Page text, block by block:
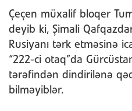
Çeçen müxalif bloqer
deyib ki, Şimali
Rusiyanı tərk etməsinə
“222-ci otaq”da
tərəfindən dindirilənə
bilməyiblər.